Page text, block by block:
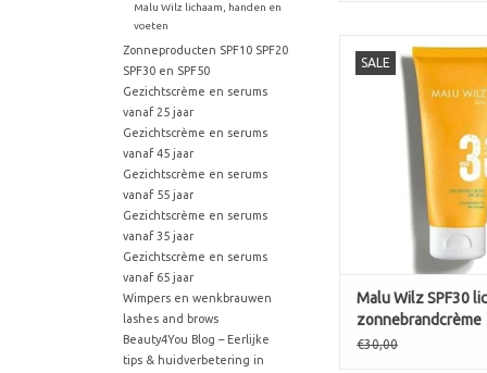
Malu Wilz lichaam, handen en
voeten
Zonneproducten SPF10 SPF20
SPF30 en SPF50
Gezichtscrème en serums
vanaf 25 jaar
Gezichtscrème en serums
vanaf 45 jaar
Gezichtscrème en serums
vanaf 55 jaar
Gezichtscrème en serums
vanaf 35 jaar
Gezichtscrème en serums
vanaf 65 jaar
Wimpers en wenkbrauwen
lashes and brows
Beauty4You Blog – Eerlijke
tips & huidverbetering in
SALE
Malu Wilz Sun
30
Zeer snel
zonnebrandcrème
gezicht met
hyaluronzuur, deze
licht en trekt
de huid. Met SPF
bescherming tegen
UVA- en UVB-
TOEVOEGEN AAN
Malu Wilz SPF30
zonnebrandcrème
€30,00